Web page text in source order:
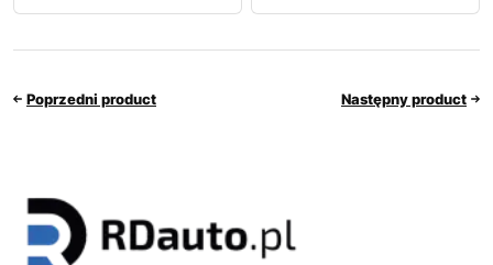
Poprzedni product Następny product